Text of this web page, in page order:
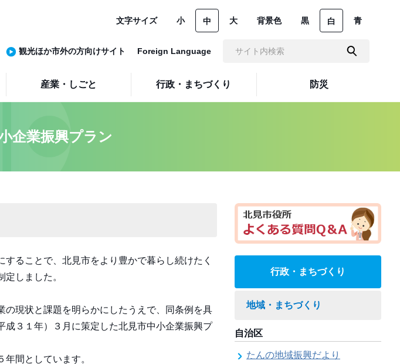
産業・しごと 行政・まちづくり 防災
文字サイズ 小 中 大 背景色 黒 白 青
観光ほか市外の方向けサイト Foreign Language
企業振興プラン
ることで、北見市をより豊かで暮らし続けたく
しました。
現状と課題を明らかにしたうえで、同条例を具
３１年）３月に策定した北見市中小企業振興プ
間としています。
行政・まちづくり
地域・まちづくり
自治区
たんの地域振興だより